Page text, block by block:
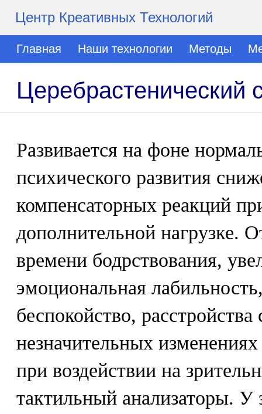
Центр Креативных Технологий
Главная Наши технологии Методы
Церебрастенический
Развивается на фоне
психического развития
компенсаторных реакций
дополнительной нагрузке.
времени бодрствования,
эмоциональная
беспокойство,
незначительных
при воздействии на
тактильный анализаторы. У